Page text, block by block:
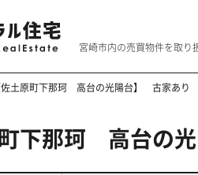
宮崎市内の売買物件を取り
佐土原町下那珂 高台の光陽台】 古家あり
町下那珂 高台の